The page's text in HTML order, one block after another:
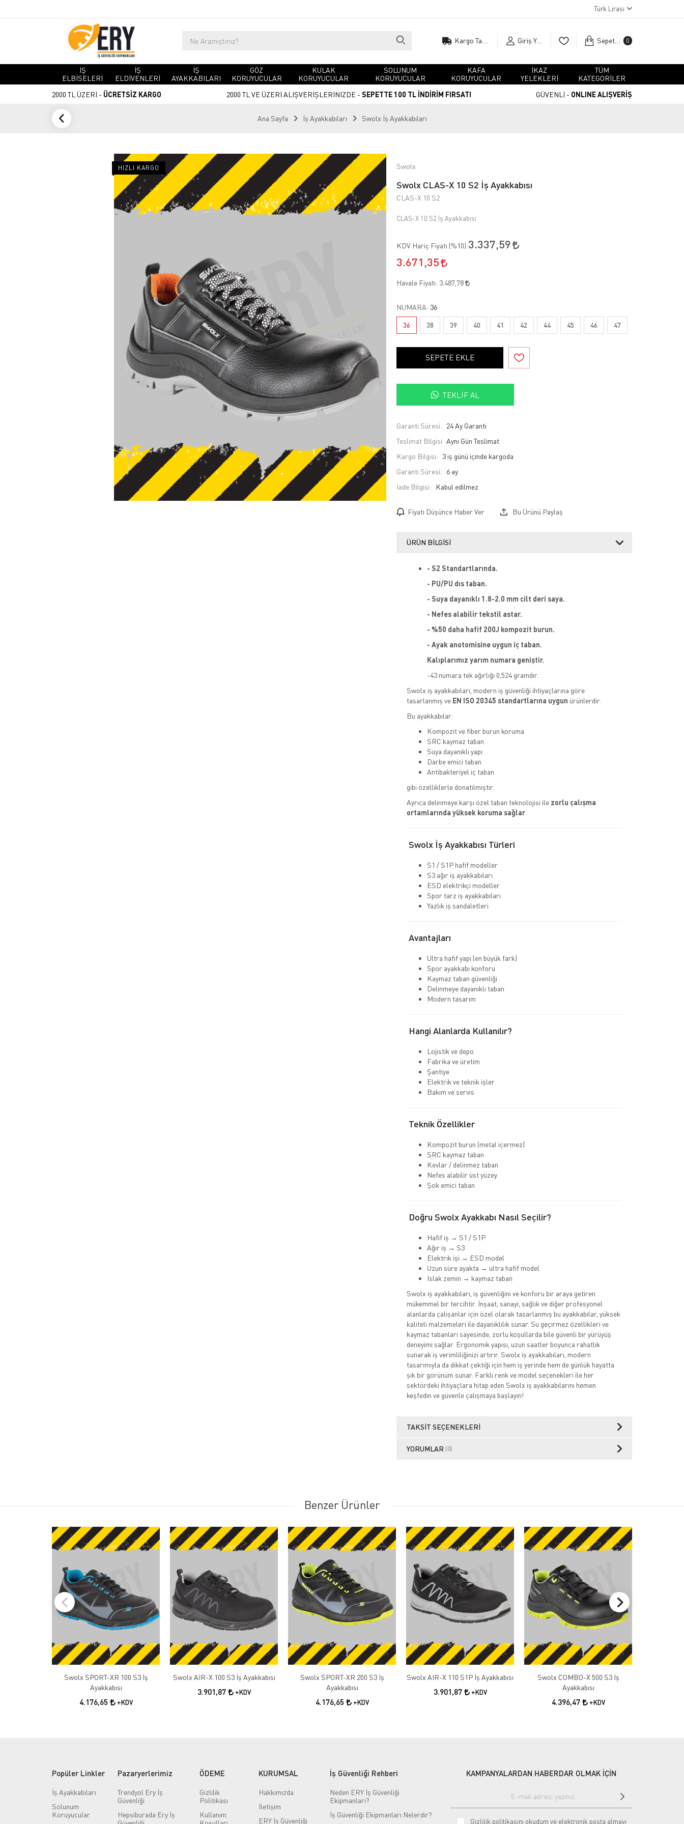
Türk Lirası
Giriş Yap Sepetim 0
İŞ
ELBİSELERİ
İŞ
ELDİVENLERİ
İŞ
AYAKKABILARI
GÖZ
KORUYUCULAR
KULAK
KORUYUCULAR
SOLUNUM
KORUYUCULAR
KAFA
KORUYUCULAR
İKAZ
YELEKLERİ
TÜM
KATEGORİLER
2000 TL ÜZERİ - ÜCRETSİZ KARGO 2000 TL VE ÜZERİ ALIŞVERİŞLERİNİZDE - SEPETTE 100 TL İNDİRİM FIRSATI GÜVENLİ - ONLINE ALIŞVERİŞ
Ana Sayfa İş Ayakkabıları Swolx İş Ayakkabıları
HIZLI KARGO Swolx
Swolx CLAS-X 10 S2 İş Ayakkabısı
CLAS-X 10 S2
CLAS-X 10 S2 İş Ayakkabısı
KDV Hariç Fiyatı (%10):3.337,59
3.671,35
Havale Fiyatı: 3.487,78
NUMARA: 36
36 38 39 40 41 42 44 45 46 47
SEPETE EKLE
TEKLIF AL
Garanti Süresi: 24 Ay Garanti
Teslimat Bilgisi Aynı Gün Teslimat
Kargo Bilgisi: 3 iş günü içinde kargoda
Garanti Süresi: 6 ay
İade Bilgisi:
Fiyatı Düşünce Haber Ver Bu Ürünü Paylaş
ÜRÜN BILGISI
- S2 Standartlarında.
- PU/PU dıs taban.
- Suya dayanıklı 1.8-2.0 mm cilt deri saya.
- Nefes alabilir tekstil astar.
- %50 daha hafif 200J kompozit burun.
- Ayak anotomisine uygun iç taban.
Kalıplarımız yarım numara geniştir.
-43 numara tek ağırlığı 0,524 gramdır.
Swolx iş ayakkabıları, modern iş güvenliği ihtiyaçlarına göre
tasarlanmış ve EN ISO 20345 standartlarına uygun ürünlerdir.
Bu ayakkabılar:
Kompozit ve fiber burun koruma
SRC kaymaz taban
Suya dayanıklı yapı
Darbe emici taban
Antibakteriyel iç taban
gibi özelliklerle donatılmıştır.
Ayrıca delinmeye karşı özel taban teknolojisi ile zorlu çalışma
ortamlarında yüksek koruma sağlar.
Swolx İş Ayakkabısı Türleri
S1 / S1P hafif modeller
S3 ağır iş ayakkabıları
ESD elektrikçi modeller
Spor tarz iş ayakkabıları
Yazlık iş sandaletleri
Avantajları
Ultra hafif yapı (en büyük fark)
Spor ayakkabı konforu
Kaymaz taban güvenliği
Delinmeye dayanıklı taban
Modern tasarım
Hangi Alanlarda Kullanılır?
Lojistik ve depo
Fabrika ve üretim
Şantiye
Elektrik ve teknik işler
Bakım ve servis
Teknik Özellikler
Kompozit burun (metal içermez)
SRC kaymaz taban
Kevlar / delinmez taban
Nefes alabilir üst yüzey
Şok emici taban
Doğru Swolx Ayakkabı Nasıl Seçilir?
Hafif iş → S1 / S1P
Ağır iş → S3
Elektrik işi → ESD model
Uzun süre ayakta → ultra hafif model
Islak zemin → kaymaz taban
Swolx iş ayakkabıları, iş güvenliğini ve konforu bir araya getiren
mükemmel bir tercihtir. İnşaat, sanayi, sağlık ve diğer profesyonel
alanlarda çalışanlar için özel olarak tasarlanmış bu ayakkabılar, yüksek
kaliteli malzemeleri ile dayanıklılık sunar. Su geçirmez özellikleri ve
kaymaz tabanları sayesinde, zorlu koşullarda bile güvenli bir yürüyüş
deneyimi sağlar. Ergonomik yapısı, uzun saatler boyunca rahatlık
sunarak iş verimliliğinizi artırır. Swolx iş ayakkabıları, modern
tasarımıyla da dikkat çektiği için hem iş yerinde hem de günlük hayatta
şık bir görünüm sunar. Farklı renk ve model seçenekleri ile her
sektördeki ihtiyaçlara hitap eden Swolx iş ayakkabılarını hemen
keşfedin ve güvenle çalışmaya başlayın!
TAKSIT SEÇENEKLERI
YORUMLAR (0)
Benzer Ürünler
Swolx SPORT-XR 100 S3 İş
Ayakkabısı
4.176,65 +KDV
Swolx AIR-X 100 S3 İş Ayakkabısı
3.901,87 +KDV
Swolx SPORT-XR 200 S3 İş
Ayakkabısı
4.176,65 +KDV
Swolx AIR-X 110 S1P İş Ayakkabısı
3.901,87 +KDV
Swolx COMBO-X 500 S3 İş
Ayakkabısı
4.396,47 +KDV
Popüler Linkler
İş Ayakkabıları
Solunum
Koruyucular
Pazaryerlerimiz
Trendyol Ery İş
Güvenliği
Hepsiburada Ery İş
ÖDEME
Gizlilik
Politikası
Kullanım
KURUMSAL
Hakkımızda
İletişim
ERY İş Güvenliği
İş Güvenliği Rehberi
Neden ERY İş Güvenliği
Ekipmanları?
İş Güvenliği Ekipmanları Nelerdir?
KAMPANYALARDAN HABERDAR OLMAK İÇİN
Gizlilik politikasını okudum ve elektronik posta almayı